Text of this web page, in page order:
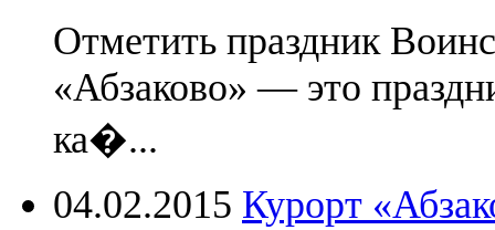
Отметить праздник
«Абзаково» — это
ка�...
04.02.2015 Курорт